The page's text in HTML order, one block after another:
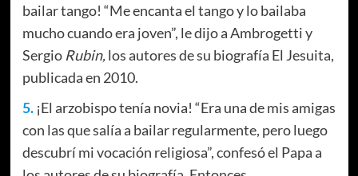
bailar tango! “Me encanta el tango y lo bailaba
mucho cuando era joven”, le dijo a Ambrogetti y
Sergio Rubin,los autores de su biografía El Jesuita,
publicada en 2010.
5.¡El arzobispo tenía novia! “Era una de mis amigas
con las que salía a bailar regularmente, pero luego
descubrí mi vocación religiosa”, confesó el Papa a